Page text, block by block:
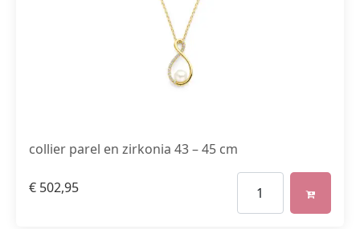
collier parel en zirkonia 43 – 45 cm
€ 502,95